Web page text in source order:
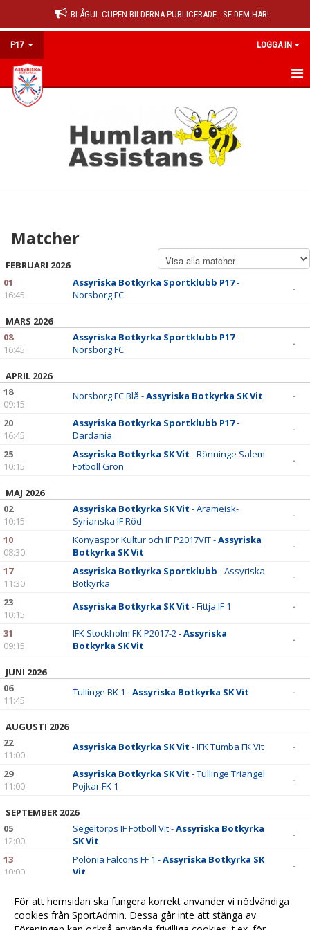
BLÅGUL CUPEN BILDERNA PUBLICERADE - SE DEM HÄR!
P17 LOGGA IN
HEM
Matcher
FEBRUARI 2026
01
16:45
Assyriska Botkyrka Sportklubb P17-
Norsborg FC
-
MARS 2026
08
16:45
Assyriska Botkyrka Sportklubb P17-
Norsborg FC
-
APRIL 2026
18
09:15
Norsborg FC Blå -Assyriska Botkyrka SK Vit -
20
16:45
Assyriska Botkyrka Sportklubb P17-
Dardania
-
25
10:15
Assyriska Botkyrka SK Vit - Rönninge Salem
Fotboll Grön
-
MAJ 2026
02
10:15
Assyriska Botkyrka SK Vit - Arameisk-
Syrianska IF Röd
-
10
08:30
Konyaspor Kultur och IF P2017VIT -Assyriska
Botkyrka SK Vit
-
17
11:30
Assyriska Botkyrka Sportklubb - Assyriska
Botkyrka
-
23
10:15
Assyriska Botkyrka SK Vit - Fittja IF 1 -
31
09:15
IFK Stockholm FK P2017-2 -Assyriska
Botkyrka SK Vit
-
JUNI 2026
06
11:45
Tullinge BK 1 -Assyriska Botkyrka SK Vit -
AUGUSTI 2026
22
11:00
Assyriska Botkyrka SK Vit - IFK Tumba FK Vit -
29
11:00
Assyriska Botkyrka SK Vit - Tullinge Triangel
Pojkar FK 1
-
SEPTEMBER 2026
05
12:00
Segeltorps IF Fotboll Vit -Assyriska Botkyrka
SK Vit
-
13
10:00
Polonia Falcons FF 1 -Assyriska Botkyrka SK
Vit
-
11:00
Assyriska Botkyrka SK Vit - Ängby IF Vit 2
Grödinge SK 1 -Assyriska Botkyrka SK Vit
För att hemsidan ska fungera korrekt använder vi nödvändiga
cookies från SportAdmin. Dessa går inte att stänga av.